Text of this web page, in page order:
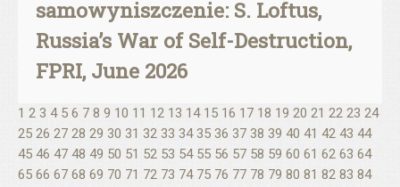
samowyniszczenie: S. Loftus,
Russia’s War of Self-Destruction,
FPRI, June 2026
1 2 3 4 5 6 7 8 9 10 11 12 13 14 15 16 17 18 19 20 21 22 23 24
25 26 27 28 29 30 31 32 33 34 35 36 37 38 39 40 41 42 43 44
45 46 47 48 49 50 51 52 53 54 55 56 57 58 59 60 61 62 63 64
65 66 67 68 69 70 71 72 73 74 75 76 77 78 79 80 81 82 83 84